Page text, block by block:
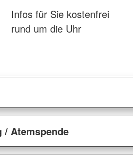
Infos für Sie kostenfrei
rund um die Uhr
/ Atemspende